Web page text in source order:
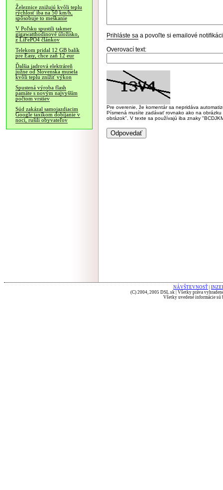
Železnice znižujú kvôli teplu
rýchlosť iba na 50 km/h,
spôsobuje to meškanie
V Poľsku spustili takmer
gigawatthodinové úložisko,
z LiFePO4 článkov
Telekom pridal 12 GB balík
pre Easy, chce zaň 12 eur
Ďalšia jadrová elektráreň
južne od Slovenska musela
kvôli teplu znížiť výkon
Spustená výroba flash
pamäte s novým najvyšším
počtom vrstiev
Súd zakázal samojazdiacim
Google taxíkom dobíjanie v
noci, rušili obyvateľov
Prihláste sa a povoľte si emailové
Overovací text:
Pre overenie, že komentár sa nepridáva
Písmená musíte zadávať rovnako ako na
obrázok". V texte sa používajú iba znaky
NÁVŠTEVNOSŤ
(C) 2004, 2005 DSL.sk | Všetky práva
Všetky uvedené informácie sú